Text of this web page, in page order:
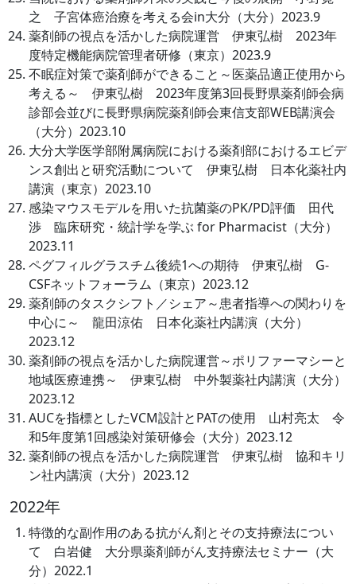
之 子宮体癌治療を考える会in大分（大分）2023.9
薬剤師の視点を活かした病院運営 伊東弘樹 2023年
度特定機能病院管理者研修（東京）2023.9
不眠症対策で薬剤師ができること～医薬品適正使用から
考える～ 伊東弘樹 2023年度第3回長野県薬剤師会病
診部会並びに長野県病院薬剤師会東信支部WEB講演会
（大分）2023.10
大分大学医学部附属病院における薬剤部におけるエビデ
ンス創出と研究活動について 伊東弘樹 日本化薬社内
講演（東京）2023.10
感染マウスモデルを用いた抗菌薬のPK/PD評価 田代
渉 臨床研究・統計学を学ぶ for Pharmacist（大分）
2023.11
ペグフィルグラスチム後続1への期待 伊東弘樹 G-
CSFネットフォーラム（東京）2023.12
薬剤師のタスクシフト／シェア～患者指導への関わりを
中心に～ 龍田涼佑 日本化薬社内講演（大分）
2023.12
薬剤師の視点を活かした病院運営～ポリファーマシーと
地域医療連携～ 伊東弘樹 中外製薬社内講演（大分）
2023.12
AUCを指標としたVCM設計とPATの使用 山村亮太 令
和5年度第1回感染対策研修会（大分）2023.12
薬剤師の視点を活かした病院運営 伊東弘樹 協和キリ
ン社内講演（大分）2023.12
2022年
特徴的な副作用のある抗がん剤とその支持療法につい
て 白岩健 大分県薬剤師がん支持療法セミナー（大
分）2022.1